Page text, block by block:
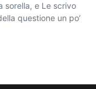
sorella, e Le scrivo
questione un po’